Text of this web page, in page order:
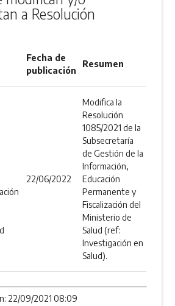
a Resolución
Fecha de
publicación
Resumen
22/06/2022
Modifica la
Resolución
1085/2021 de la
Subsecretaría
de Gestión de la
Información,
Educación
Permanente y
Fiscalización del
Ministerio de
Salud (ref:
Investigación en
Salud).
22/09/2021 08:09